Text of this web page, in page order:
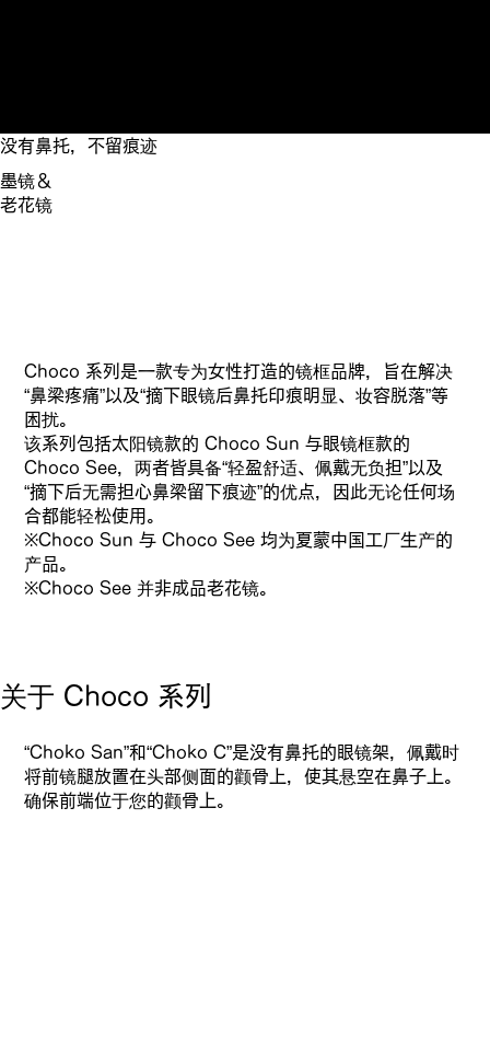
没有鼻托，不留痕迹
墨镜＆
老花镜
Choco 系列是一款专为女性打造的镜框品牌，旨在解决
“鼻梁疼痛”以及“摘下眼镜后鼻托印痕明显、妆容脱落”等
困扰。
该系列包括太阳镜款的 Choco Sun 与眼镜框款的
Choco See，两者皆具备“轻盈舒适、佩戴无负担”以及
“摘下后无需担心鼻梁留下痕迹”的优点，因此无论任何场
合都能轻松使用。
※Choco Sun 与 Choco See 均为夏蒙中国工厂生产的
产品。
※Choco See 并非成品老花镜。
关于 Choco 系列
“Choko San”和“Choko C”是没有鼻托的眼镜架，佩戴时
将前镜腿放置在头部侧面的颧骨上，使其悬空在鼻子上。
确保前端位于您的颧骨上。